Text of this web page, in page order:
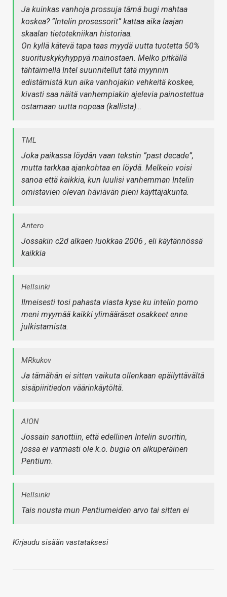
Ja kuinkas vanhoja prossuja tämä bugi mahtaa
koskea? ”Intelin prosessorit” kattaa aika laajan
skaalan tietotekniikan historiaa.
On kyllä kätevä tapa taas myydä uutta tuotetta 50%
suorituskykyhyppyä mainostaen. Melko pitkällä
tähtäimellä Intel suunnitellut tätä myynnin
edistämistä kun aika vanhojakin vehkeitä koskee,
kivasti saa näitä vanhempiakin ajelevia painostettua
ostamaan uutta nopeaa (kallista)…
TML
Joka paikassa löydän vaan tekstin ”past decade”,
mutta tarkkaa ajankohtaa en löydä. Melkein voisi
sanoa että kaikkia, kun luulisi vanhemman Intelin
omistavien olevan häviävän pieni käyttäjäkunta.
Antero
Jossakin c2d alkaen luokkaa 2006 , eli käytännössä
kaikkia
Hellsinki
Ilmeisesti tosi pahasta viasta kyse ku intelin pomo
meni myymää kaikki ylimääräset osakkeet enne
julkistamista.
MRkukov
Ja tämähän ei sitten vaikuta ollenkaan epäilyttävältä
sisäpiiritiedon väärinkäytöltä.
AION
Jossain sanottiin, että edellinen Intelin suoritin,
jossa ei varmasti ole k.o. bugia on alkuperäinen
Pentium.
Hellsinki
Tais nousta mun Pentiumeiden arvo tai sitten ei
Kirjaudu sisään vastataksesi